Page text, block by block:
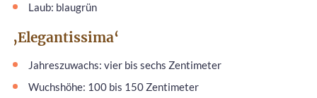
Laub: blaugrün
‚Elegantissima‘
Jahreszuwachs: vier bis sechs Zentimeter
Wuchshöhe: 100 bis 150 Zentimeter